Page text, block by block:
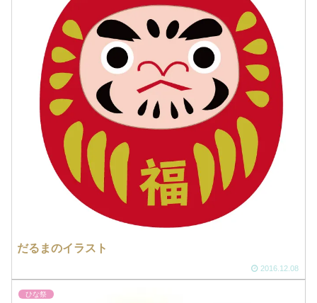
だるまのイラスト
2016.12.08
ひな祭